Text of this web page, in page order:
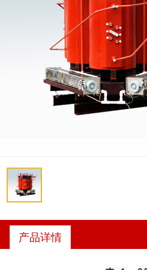
产品详情